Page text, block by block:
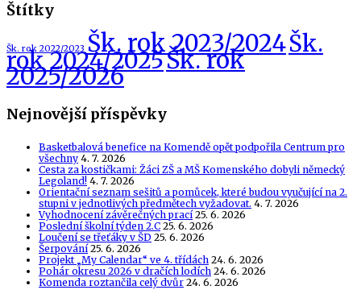
Štítky
Šk. rok 2022/2023 Šk. rok 2023/2024Šk.
rok 2024/2025Šk. rok
2025/2026
Nejnovější příspěvky
Basketbalová benefice na Komendě opět podpořila Centrum pro
všechny 4. 7. 2026
Cesta za kostičkami: Žáci ZŠ a MŠ Komenského dobyli německý
Legoland! 4. 7. 2026
Orientační seznam sešitů a pomůcek, které budou vyučující na 2.
stupni v jednotlivých předmětech vyžadovat. 4. 7. 2026
Vyhodnocení závěrečných prací 25. 6. 2026
Poslední školní týden 2.C 25. 6. 2026
Loučení se třeťáky v ŠD 25. 6. 2026
Šerpování 25. 6. 2026
Projekt „My Calendar“ ve 4. třídách 24. 6. 2026
Pohár okresu 2026 v dračích lodích 24. 6. 2026
Komenda roztančila celý dvůr 24. 6. 2026